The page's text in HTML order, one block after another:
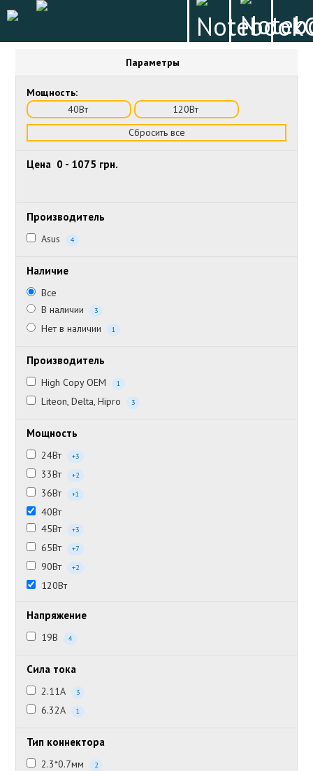
Параметры
Мощность:
40Вт
120Вт
Сбросить все
Цена 0 - 1075 грн.
Производитель
Asus 4
Наличие
Все
В наличии
3
Нет в наличии 1
Производитель
High Copy OEM 1
Liteon, Delta, Hipro 3
Мощность
24Вт +3
33Вт +2
36Вт +1
40Вт
45Вт
+3
65Вт +7
90Вт +2
120Вт
Напряжение
19В 4
Сила тока
2.11А 3
6.32А 1
Тип коннектора
2.3*0.7мм 2